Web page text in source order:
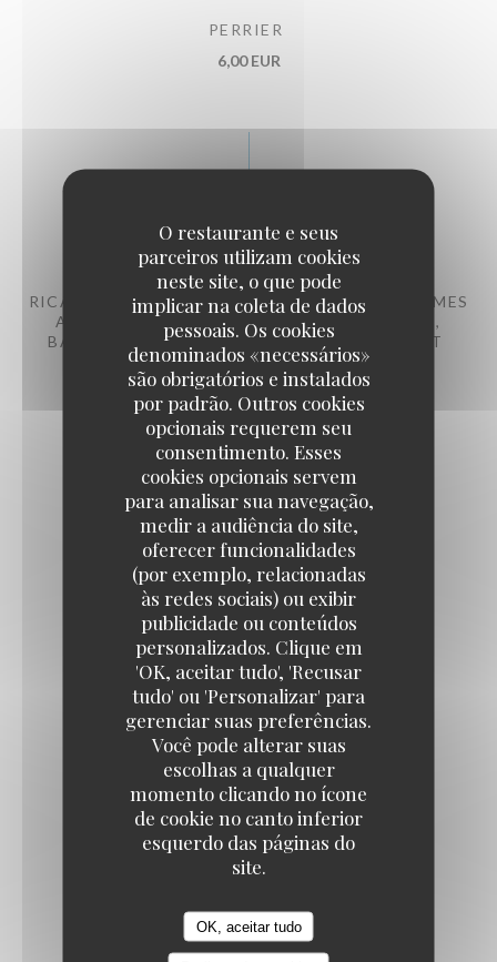
O restaurante e seus
parceiros utilizam cookies
neste site, o que pode
implicar na coleta de dados
pessoais. Os cookies
denominados «necessários»
são obrigatórios e instalados
por padrão. Outros cookies
opcionais requerem seu
consentimento. Esses
cookies opcionais servem
para analisar sua navegação,
medir a audiência do site,
oferecer funcionalidades
(por exemplo, relacionadas
às redes sociais) ou exibir
publicidade ou conteúdos
personalizados. Clique em
'OK, aceitar tudo', 'Recusar
tudo' ou 'Personalizar' para
gerenciar suas preferências.
Você pode alterar suas
escolhas a qualquer
momento clicando no ícone
de cookie no canto inferior
esquerdo das páginas do
site.
OK, aceitar tudo
PERRIER
6,00 EUR
Les Apéritifs
RICARD, PASTIS, BAROCA, VODKA, GIN, ST JAMES
AMBRÉ, PASSOA, PORTO ROUGE OU BLANC,
BACARDI, LABEL 5, JB, CIDRE DOUX OU BRUT
6,00 EUR
KIR VIN BLANC
7,00 EUR
KIR PÉTILLANT
10,00 EUR
KIR ROYAL (CHAMPAGNE)
15,00 EUR
Les Whisky et Scotch
JACK DANIELS, BUSHMILLS
Les P'tits Graviers